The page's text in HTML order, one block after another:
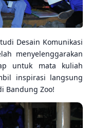
Desain Komunikasi
menyelenggarakan
untuk mata kuliah
inspirasi langsung
Bandung Zoo!